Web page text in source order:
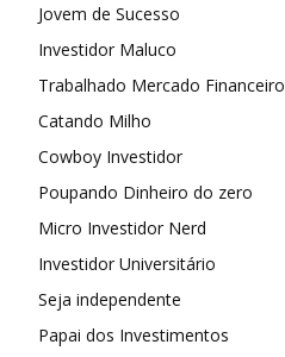
Jovem de Sucesso
Investidor Maluco
Trabalhado Mercado Financeiro
Catando Milho
Cowboy Investidor
Poupando Dinheiro do zero
Micro Investidor Nerd
Investidor Universitário
Seja independente
Papai dos Investimentos